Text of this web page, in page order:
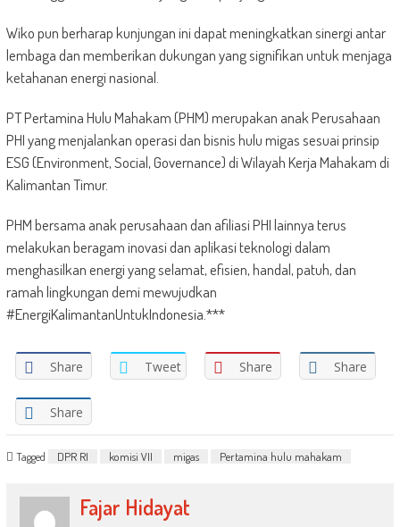
Wiko pun berharap kunjungan ini dapat meningkatkan sinergi antar
lembaga dan memberikan dukungan yang signifikan untuk menjaga
ketahanan energi nasional.
PT Pertamina Hulu Mahakam (PHM) merupakan anak Perusahaan
PHI yang menjalankan operasi dan bisnis hulu migas sesuai prinsip
ESG (Environment, Social, Governance) di Wilayah Kerja Mahakam di
Kalimantan Timur.
PHM bersama anak perusahaan dan afiliasi PHI lainnya terus
melakukan beragam inovasi dan aplikasi teknologi dalam
menghasilkan energi yang selamat, efisien, handal, patuh, dan
ramah lingkungan demi mewujudkan
#EnergiKalimantanUntukIndonesia.***
Share Tweet Share Share
Share
Tagged DPR RI komisi VII migas Pertamina hulu mahakam
Fajar Hidayat